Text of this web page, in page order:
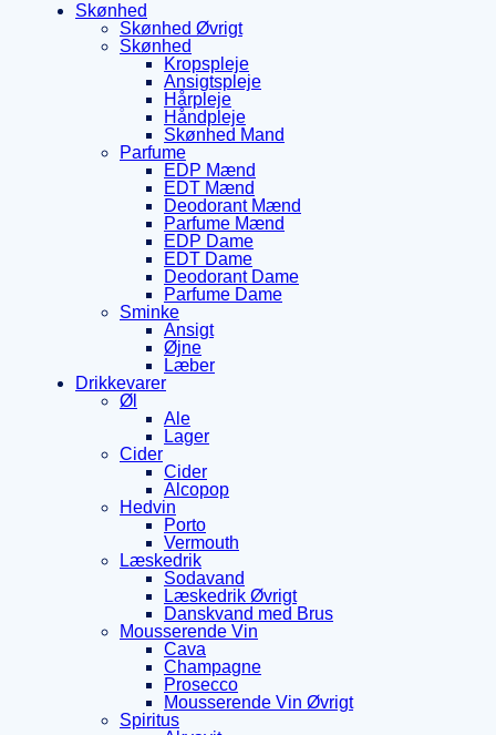
Skønhed
Skønhed Øvrigt
Skønhed
Kropspleje
Ansigtspleje
Hårpleje
Håndpleje
Skønhed Mand
Parfume
EDP Mænd
EDT Mænd
Deodorant Mænd
Parfume Mænd
EDP Dame
EDT Dame
Deodorant Dame
Parfume Dame
Sminke
Ansigt
Øjne
Læber
Drikkevarer
Øl
Ale
Lager
Cider
Cider
Alcopop
Hedvin
Porto
Vermouth
Læskedrik
Sodavand
Læskedrik Øvrigt
Danskvand med Brus
Mousserende Vin
Cava
Champagne
Prosecco
Mousserende Vin Øvrigt
Spiritus